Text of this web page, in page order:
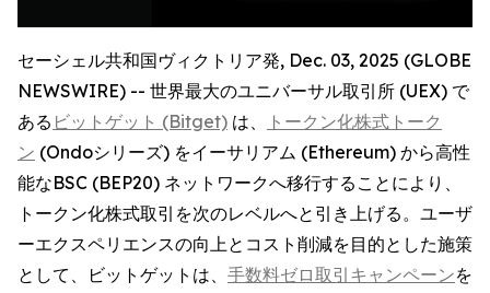
セーシェル共和国ヴィクトリア発, Dec. 03, 2025 (GLOBE
NEWSWIRE) -- 世界最大のユニバーサル取引所 (UEX) で
ある ビットゲット (Bitget) は、
トークン化株式トーク
ン (Ondoシリーズ) をイーサリアム (Ethereum) から高性
能なBSC (BEP20) ネットワークへ移行することにより、
トークン化株式取引を次のレベルへと引き上げる。ユーザ
ーエクスペリエンスの向上とコスト削減を目的とした施策
として、ビットゲットは、 手数料ゼロ取引キャンペーンを